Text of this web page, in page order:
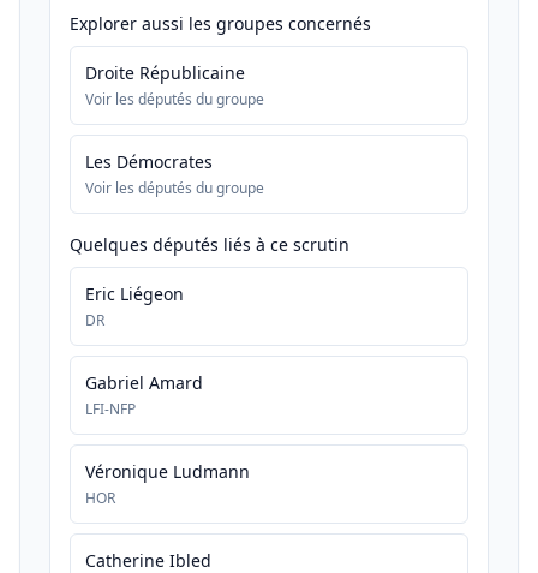
Explorer aussi les groupes concernés
Droite Républicaine
Voir les députés du groupe
Les Démocrates
Voir les députés du groupe
Quelques députés liés à ce scrutin
Eric Liégeon
DR
Gabriel Amard
LFI-NFP
Véronique Ludmann
HOR
Catherine Ibled